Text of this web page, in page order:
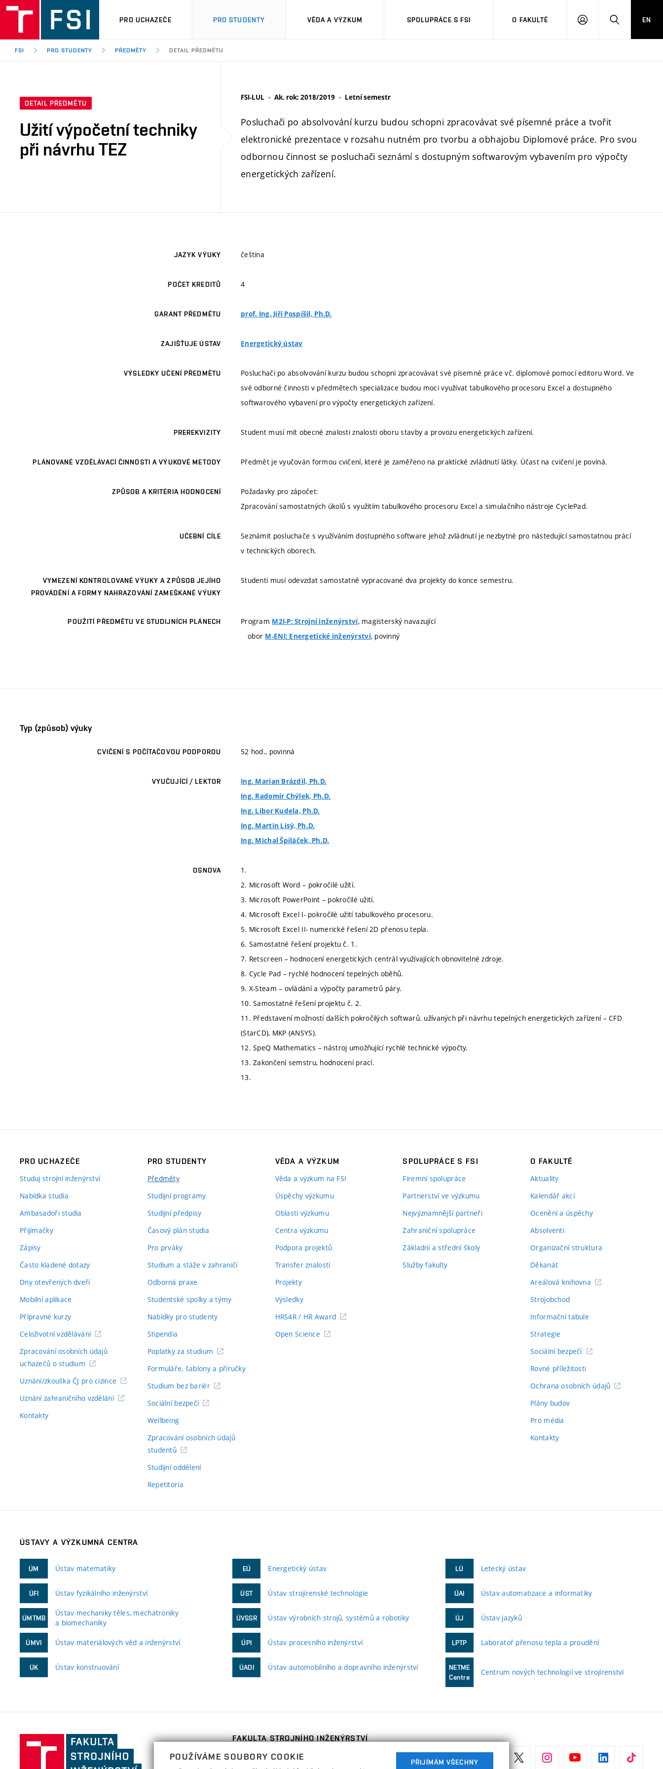
PRO UCHAZEČE PRO STUDENTY VĚDA A VÝZKUM SPOLUPRÁCE S FSI O FAKULTĚ
PŘIHLÁŠENÍHLEDAT
EN
FSI PRO STUDENTY PŘEDMĚTY DETAIL PŘEDMĚTU
DETAIL PŘEDMĚTU
Užití výpočetní techniky
při návrhu TEZ
FSI-LUL Ak. rok: 2018/2019 Letní semestr
Posluchači po absolvování kurzu budou schopni zpracovávat své písemné práce a tvořit
elektronické prezentace v rozsahu nutném pro tvorbu a obhajobu Diplomové práce. Pro svou
odbornou činnost se posluchači seznámí s dostupným softwarovým vybavením pro výpočty
energetických zařízení.
JAZYK VÝUKY čeština
POČET KREDITŮ 4
GARANT PŘEDMĚTU prof. Ing. Jiří Pospíšil, Ph.D.
ZAJIŠŤUJE ÚSTAV Energetický ústav
VÝSLEDKY UČENÍ PŘEDMĚTU
Posluchači po absolvování kurzu budou schopni zpracovávat své písemné práce vč. diplomové pomocí editoru Word. Ve
své odborné činnosti v předmětech specializace budou moci využívat tabulkového procesoru Excel a dostupného
softwarového vybavení pro výpočty energetických zařízení.
PREREKVIZITY Student musí mít obecné znalosti znalosti oboru stavby a provozu energetických zařízení.
PLÁNOVANÉ VZDĚLÁVACÍ ČINNOSTI A VÝUKOVÉ METODY Předmět je vyučován formou cvičení, které je zaměřeno na praktické zvládnutí látky. Účast na cvičení je poviná.
ZPŮSOB A KRITÉRIA HODNOCENÍ
Požadavky pro zápočet:
Zpracování samostatných úkolů s využitím tabulkového procesoru Excel a simulačního nástroje CyclePad.
UČEBNÍ CÍLE
Seznámit posluchače s využíváním dostupného software jehož zvládnutí je nezbytné pro nástedující samostatnou prácí
v technických oborech.
VYMEZENÍ KONTROLOVANÉ VÝUKY A ZPŮSOB JEJÍHO
PROVÁDĚNÍ A FORMY NAHRAZOVÁNÍ ZAMEŠKANÉ VÝUKY
Studenti musí odevzdat samostatně vypracované dva projekty do konce semestru.
POUŽITÍ PŘEDMĚTU VE STUDIJNÍCH PLÁNECH Program M2I-P: Strojní inženýrství, magisterský navazující
obor M-ENI: Energetické inženýrství, povinný
Typ (způsob) výuky
CVIČENÍ S POČÍTAČOVOU PODPOROU 52 hod., povinná
VYUČUJÍCÍ / LEKTOR
Ing. Marian Brázdil, Ph.D.
Ing. Radomír Chýlek, Ph.D.
Ing. Libor Kudela, Ph.D.
Ing. Martin Lisý, Ph.D.
Ing. Michal Špiláček, Ph.D.
OSNOVA
1.
2. Microsoft Word – pokročilé užití.
3. Microsoft PowerPoint – pokročilé užití.
4. Microsoft Excel I- pokročilé užití tabulkového procesoru.
5. Microsoft Excel II- numerické řešení 2D přenosu tepla.
6. Samostatné řešení projektu č. 1.
7. Retscreen – hodnocení energetických centrál využívajících obnovitelné zdroje.
8. Cycle Pad – rychlé hodnocení tepelných oběhů.
9. X-Steam – ovládání a výpočty parametrů páry.
10. Samostatné řešení projektu č. 2.
11. Představení možností dalších pokročilých softwarů. užívaných při návrhu tepelných energetických zařízení – CFD
(StarCD), MKP (ANSYS).
12. SpeQ Mathematics – nástroj umožňující rychlé technické výpočty.
13. Zakončení semstru, hodnocení prací.
13.
PRO UCHAZEČE
Studuj strojní inženýrství
Nabídka studia
Ambasadoři studia
Přijímačky
Zápisy
Často kladené dotazy
Dny otevřených dveří
Mobilní aplikace
Přípravné kurzy
Celoživotní vzdělávání
Zpracování osobních údajů
uchazečů o studium
Uznání/zkouška ČJ pro cizince
Uznání zahraničního vzdělání
Kontakty
PRO STUDENTY
Předměty
Studijní programy
Studijní předpisy
Časový plán studia
Pro prváky
Studium a stáže v zahraničí
Odborná praxe
Studentské spolky a týmy
Nabídky pro studenty
Stipendia
Poplatky za studium
Formuláře, šablony a příručky
Studium bez bariér
Sociální bezpečí
Wellbeing
Zpracování osobních údajů
studentů
Studijní oddělení
Repetitoria
VĚDA A VÝZKUM
Věda a výzkum na FSI
Úspěchy výzkumu
Oblasti výzkumu
Centra výzkumu
Podpora projektů
Transfer znalostí
Projekty
Výsledky
HRS4R / HR Award
Open Science
SPOLUPRÁCE S FSI
Firemní spolupráce
Partnerství ve výzkumu
Nejvýznamnější partneři
Zahraniční spolupráce
Základní a střední školy
Služby fakulty
O FAKULTĚ
Aktuality
Kalendář akcí
Ocenění a úspěchy
Absolventi
Organizační struktura
Děkanát
Areálová knihovna
Strojobchod
Informační tabule
Strategie
Sociální bezpečí
Rovné příležitosti
Ochrana osobních údajů
Plány budov
Pro média
Kontakty
ÚSTAVY A VÝZKUMNÁ CENTRA
ÚM Ústav matematiky
ÚFI Ústav fyzikálního inženýrství
ÚMTMB
Ústav mechaniky těles, mechatroniky
a biomechaniky
ÚMVI Ústav materiálových věd a inženýrství
ÚK Ústav konstruování
EÚ Energetický ústav
ÚST Ústav strojírenské technologie
ÚVSSR Ústav výrobních strojů, systémů a robotiky
ÚPI Ústav procesního inženýrství
ÚADI Ústav automobilního a dopravního inženýrství
LÚ Letecký ústav
ÚAI Ústav automatizace a informatiky
ÚJ Ústav jazyků
LPTP Laboratoř přenosu tepla a proudění
NETME
Centre
Centrum nových technologií ve strojírenství
Fakulta
inženýrství,
FAKULTA STROJNÍHO INŽENÝRSTVÍ
Technická 2896/2
POUŽÍVÁME SOUBORY COOKIE
PŘIJÍMÁM VŠECHNY